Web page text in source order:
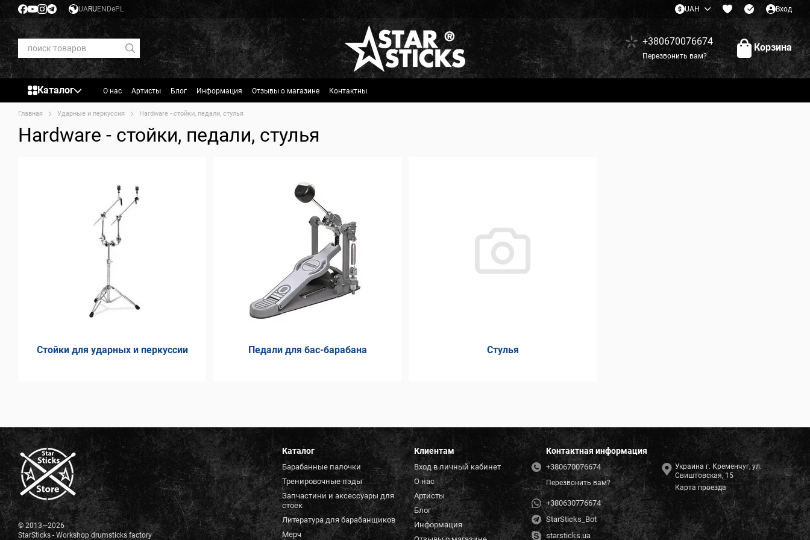
Перейти к основному контенту
UARU EN DePL UAH Вход
+380670076674
Перезвонить вам?
Корзина
Каталог О нас Артисты Блог Информация Отзывы о магазине Контактны
Главная Ударные и перкуссия Hardware - стойки, педали, стулья
Hardware - стойки, педали, стулья
Стойки для ударных и перкуссии Педали для бас-барабана Стулья
© 2013—2026
StarSticks - Workshop drumsticks factory
Каталог
Барабанные палочки
Тренировочные пэды
Запчастини и аксессуары для
стоек
Литература для барабанщиков
Мерч
Клиентам
Вход в личный кабинет
О нас
Артисты
Блог
Информация
Контактная информация
+380670076674
Перезвонить вам?
+380630776674
StarSticks_Bot
starsticks.ua
Украина г. Кременчуг, ул.
Свиштовская, 15
Карта проезда